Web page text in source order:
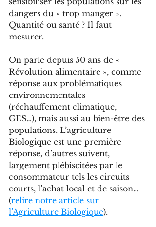
dangers du « trop manger ».
Quantité ou santé ? Il faut
mesurer.
On parle depuis 50 ans de «
Révolution alimentaire », comme
réponse aux problématiques
environnementales
(réchauffement climatique,
GES…), mais aussi au bien-être des
populations. L’agriculture
Biologique est une première
réponse, d’autres suivent,
largement plébiscitées par le
consommateur tels les circuits
courts, l’achat local et de saison…
(relire notre article sur
l’Agriculture Biologique).